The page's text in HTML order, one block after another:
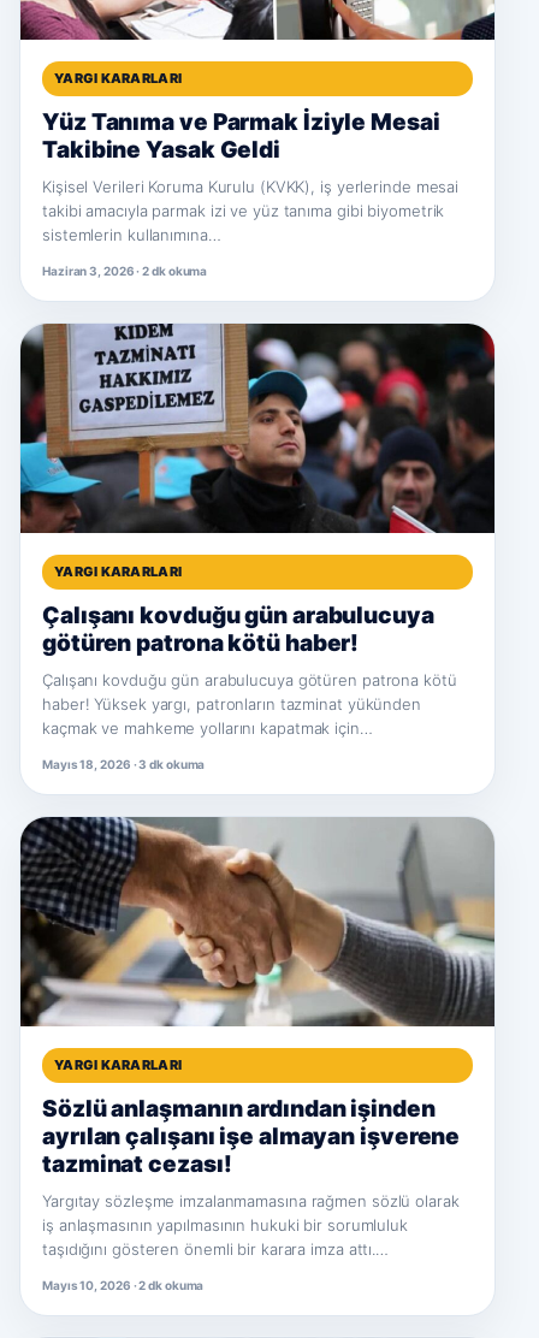
YARGI KARARLARI
Yüz Tanıma ve Parmak İziyle Mesai
Takibine Yasak Geldi
Kişisel Verileri Koruma Kurulu (KVKK), iş yerlerinde mesai
takibi amacıyla parmak izi ve yüz tanıma gibi biyometrik
sistemlerin kullanımına…
Haziran 3, 2026 · 2 dk okuma
YARGI KARARLARI
Çalışanı kovduğu gün arabulucuya
götüren patrona kötü haber!
Çalışanı kovduğu gün arabulucuya götüren patrona kötü
haber! Yüksek yargı, patronların tazminat yükünden
kaçmak ve mahkeme yollarını kapatmak için…
Mayıs 18, 2026 · 3 dk okuma
YARGI KARARLARI
Sözlü anlaşmanın ardından işinden
ayrılan çalışanı işe almayan işverene
tazminat cezası!
Yargıtay sözleşme imzalanmamasına rağmen sözlü olarak
iş anlaşmasının yapılmasının hukuki bir sorumluluk
taşıdığını gösteren önemli bir karara imza attı.…
Mayıs 10, 2026 · 2 dk okuma